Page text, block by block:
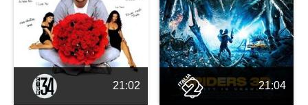
21:02 21:04